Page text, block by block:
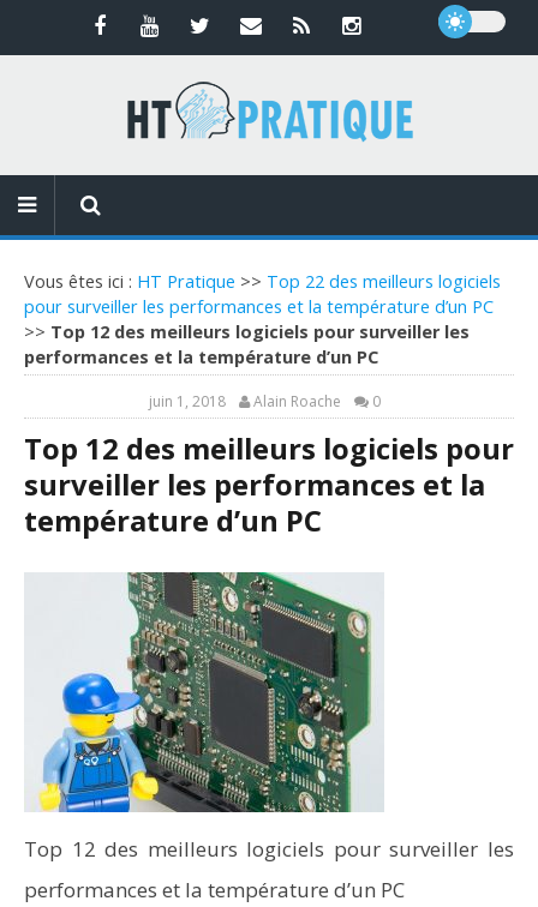
Vous êtes ici : HT Pratique >> Top 22 des meilleurs logiciels
pour surveiller les performances et la température d’un PC
>> Top 12 des meilleurs logiciels pour surveiller les
performances et la température d’un PC
juin 1, 2018 Alain Roache 0
Top 12 des meilleurs logiciels pour
surveiller les performances et la
température d’un PC
Top 12 des meilleurs logiciels pour surveiller les
performances et la température d’un PC